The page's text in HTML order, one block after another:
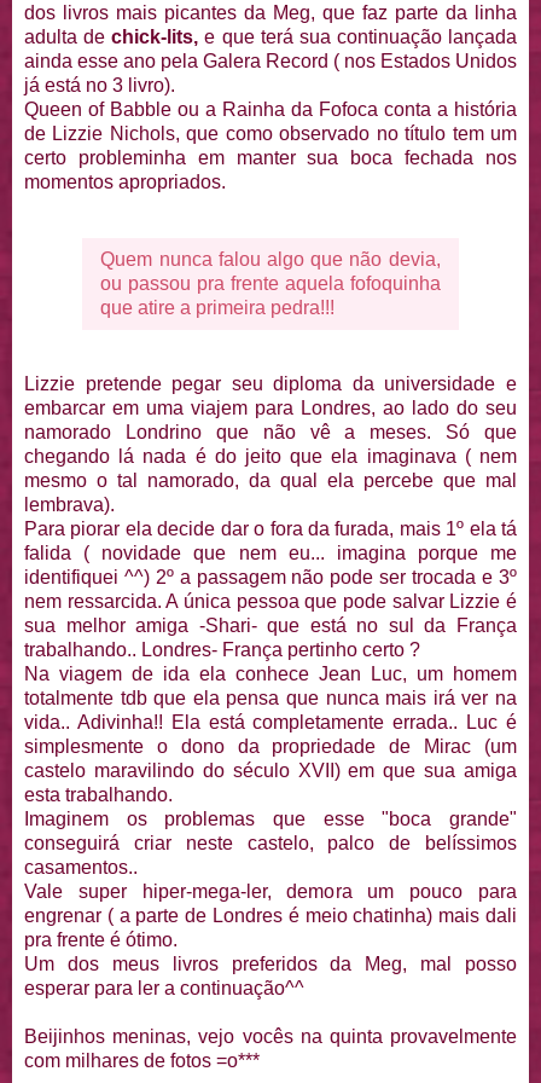
dos livros mais picantes da Meg, que faz parte da linha
adulta dechick-lits, e que terá sua continuação lançada
ainda esse ano pela Galera Record ( nos Estados Unidos
já está no 3 livro).
Queen of Babble ou a Rainha da Fofoca conta a história
de Lizzie Nichols, que como observado no título tem um
certo probleminha em manter sua boca fechada nos
momentos apropriados.
Quem nunca falou algo que não devia,
ou passou pra frente aquela fofoquinha
que atire a primeira pedra!!!
Lizzie pretende pegar seu diploma da universidade e
embarcar em uma viajem para Londres, ao lado do seu
namorado Londrino que não vê a meses. Só que
chegando lá nada é do jeito que ela imaginava ( nem
mesmo o tal namorado, da qual ela percebe que mal
lembrava).
Para piorar ela decide dar o fora da furada, mais 1º ela tá
falida ( novidade que nem eu... imagina porque me
identifiquei ^^) 2º a passagem não pode ser trocada e 3º
nem ressarcida. A única pessoa que pode salvar Lizzie é
sua melhor amiga -Shari- que está no sul da França
trabalhando.. Londres- França pertinho certo ?
Na viagem de ida ela conhece Jean Luc, um homem
totalmente tdb que ela pensa que nunca mais irá ver na
vida.. Adivinha!! Ela está completamente errada.. Luc é
simplesmente o dono da propriedade de Mirac (um
castelo maravilindo do século XVII) em que sua amiga
esta trabalhando.
Imaginem os problemas que esse "boca grande"
conseguirá criar neste castelo, palco de belíssimos
casamentos..
Vale super hiper-mega-ler, demora um pouco para
engrenar ( a parte de Londres é meio chatinha) mais dali
pra frente é ótimo.
Um dos meus livros preferidos da Meg, mal posso
esperar para ler a continuação^^
Beijinhos meninas, vejo vocês na quinta provavelmente
com milhares de fotos =o***